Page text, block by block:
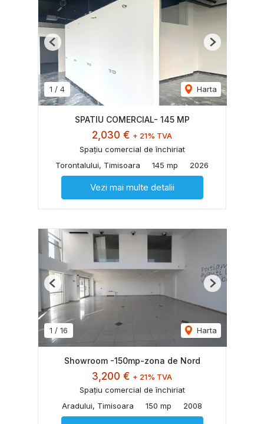
1 / 4 Harta
Previous Next
SPATIU COMERCIAL- 145 MP
2,030 € + 21% TVA
Spațiu comercial de închiriat
Torontalului, Timisoara
145 mp 2026
Vezi mai multe detalii
1 / 16 Harta
Previous Next
Showroom -150mp-zona de Nord
3,200 € + 21% TVA
Spațiu comercial de închiriat
Aradului, Timisoara
150 mp 2008